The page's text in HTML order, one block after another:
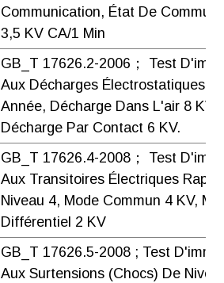
Communication, État De
3,5 KV CA/1 Min
GB_T 17626.2-2006； Test
Aux Décharges Électrostatiques 3e
Année, Décharge Dans L'air 8 KV,
Décharge Par Contact 6 KV.
GB_T 17626.4-2008； Test
Aux Transitoires Électriques
Niveau 4, Mode Commun 4 KV,
Différentiel 2 KV
GB_T 17626.5-2008 ; Test
Aux Surtensions (chocs) De